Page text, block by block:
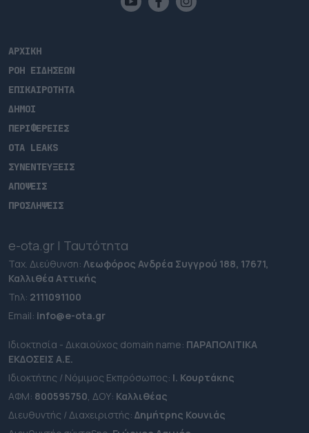
ΑΡΧΙΚΗ
ΡΟΗ ΕΙΔΗΣΕΩΝ
ΕΠΙΚΑΙΡΟΤΗΤΑ
ΔΗΜΟΙ
ΠΕΡΙΦΕΡΕΙΕΣ
OTA LEAKS
ΣΥΝΕΝΤΕΥΞΕΙΣ
ΑΠΟΨΕΙΣ
ΠΡΟΣΛΗΨΕΙΣ
e-ota.gr | Ταυτότητα
Ταχ. Διεύθυνση: Λεωφόρος Ανδρέα Συγγρού 188, 17671,
Καλλιθέα Αττικής
Τηλ: 2111091100
Εmail: info@e-ota.gr
Ιδιοκτησία - Δικαιούχος domain name: ΠΑΡΑΠΟΛΙΤΙΚΑ
ΕΚΔΟΣΕΙΣ A.E.
Ιδιοκτήτης / Νόμιμος Εκπρόσωπος: Ι. Κουρτάκης
ΑΦΜ: 800595750, ΔΟΥ: Καλλιθέας
Διευθυντής / Διαχειριστής: Δημήτρης Κουνιάς